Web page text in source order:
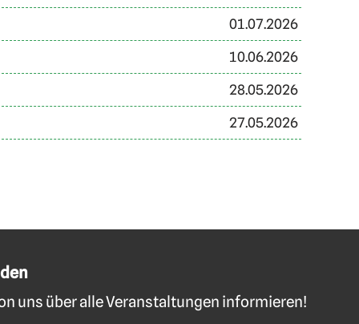
01.07.2026
10.06.2026
28.05.2026
27.05.2026
uns über alle Veranstaltungen informieren!